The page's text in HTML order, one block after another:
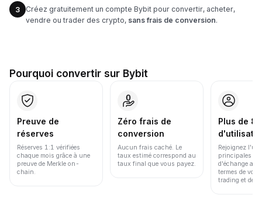
3
Créez gratuitement un compte Bybit pour convertir, acheter,
vendre ou trader des crypto, sans frais de conversion.
Pourquoi convertir sur Bybit
Preuve de
réserves
Réserves 1:1 vérifiées
chaque mois grâce à une
preuve de Merkle on-
chain.
Zéro frais de
conversion
Aucun frais caché. Le
taux estimé correspond au
taux final que vous payez.
Plus de
Rejoignez
principales
d'échange au
termes de
trading et de